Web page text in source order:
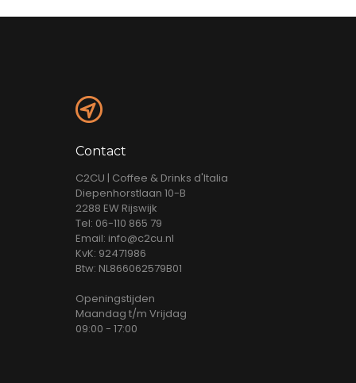
Contact
C2CU | Coffee & Drinks d'Italia
Diepenhorstlaan 10-B
2288 EW Rijswijk
Tel: 06-110 865 79
Email: info@c2cu.nl
KvK: 92471986
Btw: NL866062579B01
Openingstijden
Maandag t/m Vrijdag
09:00 - 17:00